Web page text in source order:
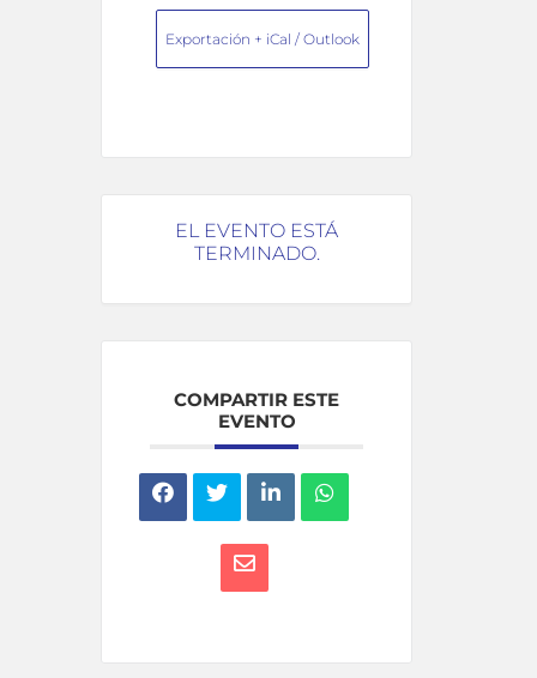
Exportación + iCal / Outlook
EL EVENTO ESTÁ
TERMINADO.
COMPARTIR ESTE
EVENTO